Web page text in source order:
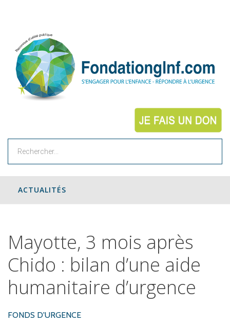
ACTUALITÉS
Mayotte, 3 mois après
Chido : bilan d’une aide
humanitaire d’urgence
FONDS D'URGENCE